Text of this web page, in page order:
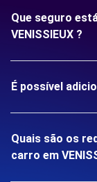
Que seguro
VENISSIEUX ?
É possível
Quais são os
carro em